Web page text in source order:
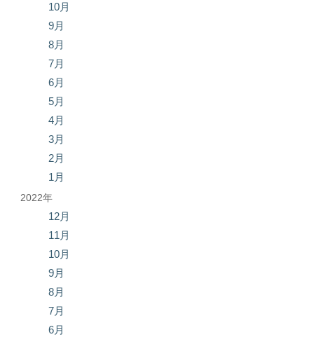
10月
9月
8月
7月
6月
5月
4月
3月
2月
1月
2022年
12月
11月
10月
9月
8月
7月
6月